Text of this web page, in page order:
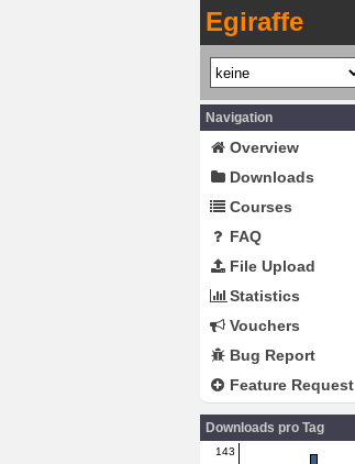
Egiraffe
Navigation
Overview
Downloads
Courses
FAQ
File Upload
Statistics
Vouchers
Bug Report
Feature Request
Downloads pro Tag
143